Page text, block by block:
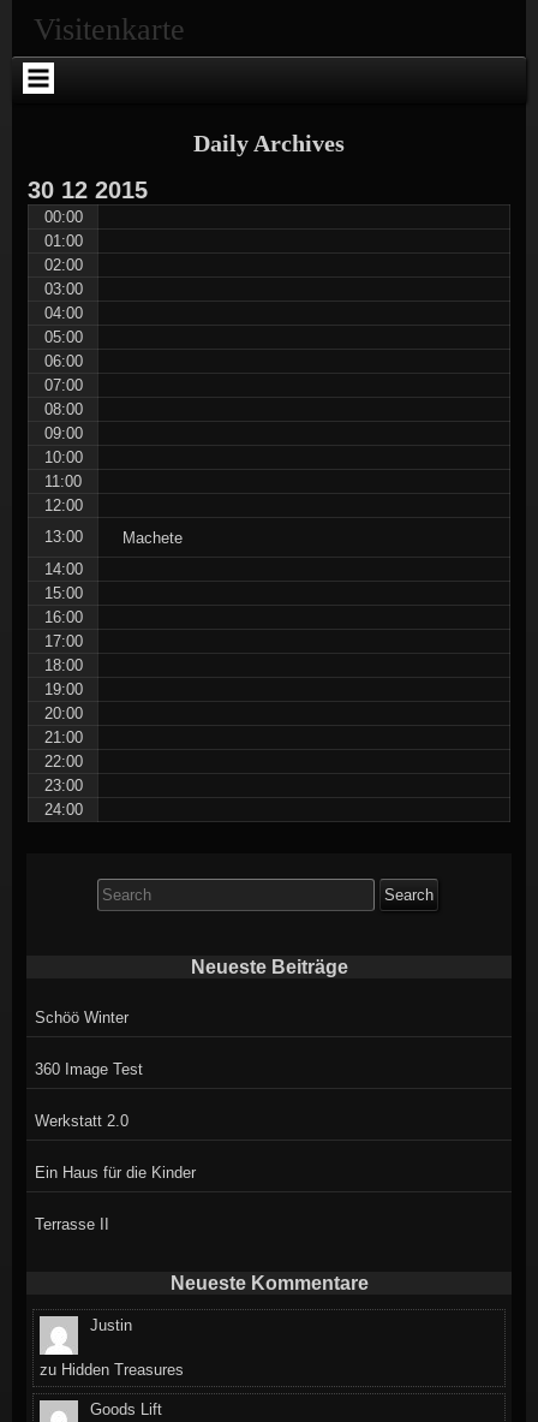
Visitenkarte
Daily Archives
30 12 2015
00:00
01:00
02:00
03:00
04:00
05:00
06:00
07:00
08:00
09:00
10:00
11:00
12:00
13:00
Machete
14:00
15:00
16:00
17:00
18:00
19:00
20:00
21:00
22:00
23:00
24:00
Search
for:
Neueste Beiträge
Schöö Winter
360 Image Test
Werkstatt 2.0
Ein Haus für die Kinder
Terrasse II
Neueste Kommentare
Justin
zu Hidden Treasures
Goods Lift